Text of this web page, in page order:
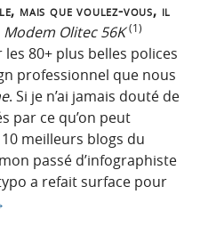
mais que voulez-vous, il
Modem Olitec 56K (1)
80+ plus belles polices
professionnel que nous
. Si je n’ai jamais douté de
par ce qu’on peut
meilleurs blogs du
passé d’infographiste
a refait surface pour